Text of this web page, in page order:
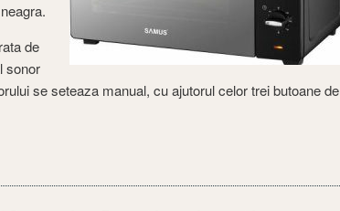
de
sonor
se seteaza manual, cu ajutorul celor trei butoane de